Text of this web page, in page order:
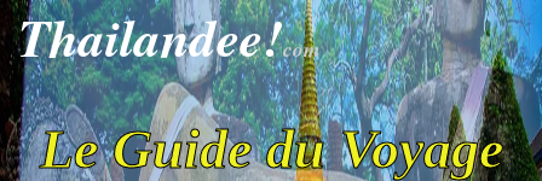
Thailandee!com
Le Guide du Voyage